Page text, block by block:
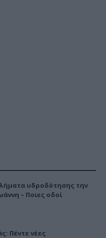
υδροδότησης την
– Ποιες οδοί
Πέντε νέες